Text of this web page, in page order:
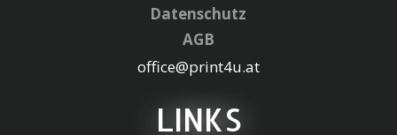
Datenschutz
AGB
office@print4u.at
LINKS